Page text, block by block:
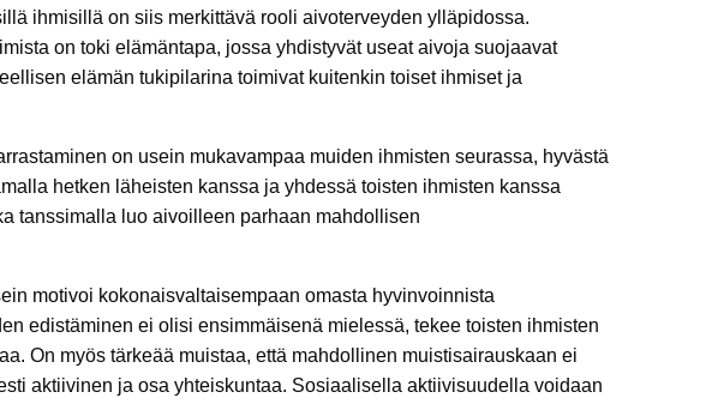
ihmisillä on siis merkittävä rooli aivoterveyden ylläpidossa.
on toki elämäntapa, jossa yhdistyvät useat aivoja suojaavat
elämän tukipilarina toimivat kuitenkin toiset ihmiset ja
on usein mukavampaa muiden ihmisten seurassa, hyvästä
hetken läheisten kanssa ja yhdessä toisten ihmisten kanssa
tanssimalla luo aivoilleen parhaan mahdollisen
motivoi kokonaisvaltaisempaan omasta hyvinvoinnista
edistäminen ei olisi ensimmäisenä mielessä, tekee toisten ihmisten
On myös tärkeää muistaa, että mahdollinen muistisairauskaan ei
aktiivinen ja osa yhteiskuntaa. Sosiaalisella aktiivisuudella voidaan